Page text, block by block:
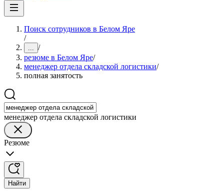
Поиск сотрудников в Белом Яре
/
... /
резюме в Белом Яре/
менеджер отдела складской логистики/
полная занятость
менеджер отдела складской логистики
Резюме
Найти